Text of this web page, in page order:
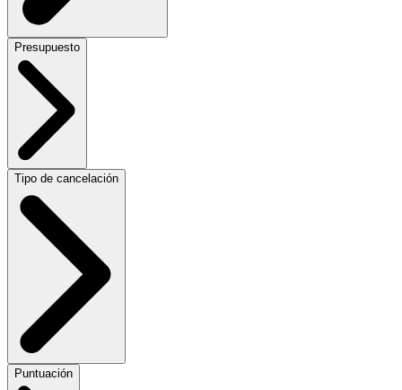
Presupuesto
Tipo de cancelación
Puntuación